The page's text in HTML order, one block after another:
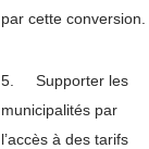
par cette conversion.
5. Supporter les
municipalités par
l’accès à des tarifs